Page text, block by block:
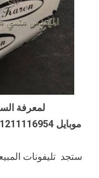
لمعرفة
ستجد تليفونات